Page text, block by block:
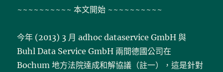
~~~~~~~~~~ 本文開始 ~~~~~~~~~~
今年 (2013) 3 月 adhoc dataservice GmbH 與
Buhl Data Service GmbH 兩間德國公司在
Bochum 地方法院達成和解協議（註一），這是針對